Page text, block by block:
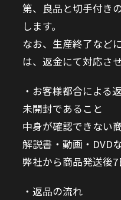
第、良品と切手付き
します。
なお、生産終了など
は、返金にて対応さ
お客様都合による
未開封であること
中身が確認できない
解説書・動画・DVD
弊社から商品発送後
返品の流れ